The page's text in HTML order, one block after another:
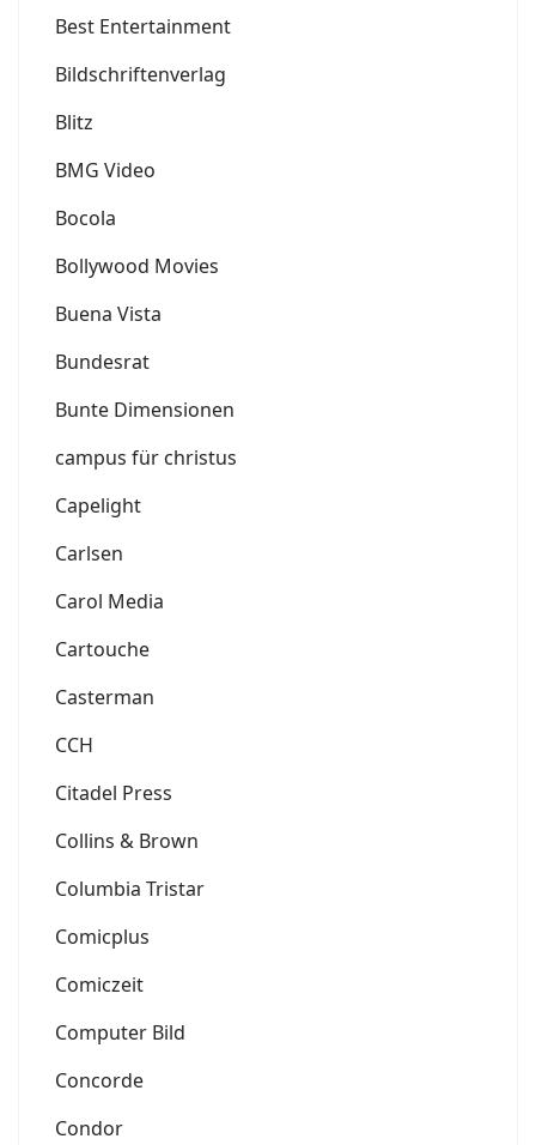
Best Entertainment
Bildschriftenverlag
Blitz
BMG Video
Bocola
Bollywood Movies
Buena Vista
Bundesrat
Bunte Dimensionen
campus für christus
Capelight
Carlsen
Carol Media
Cartouche
Casterman
CCH
Citadel Press
Collins & Brown
Columbia Tristar
Comicplus
Comiczeit
Computer Bild
Concorde
Condor